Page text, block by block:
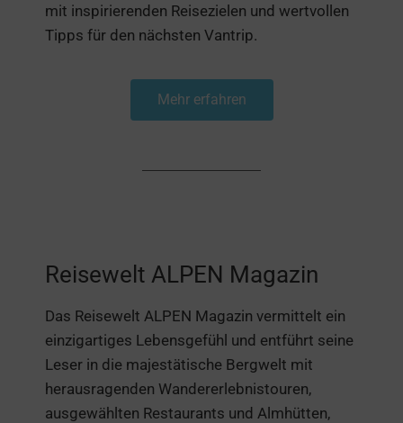
mit inspirierenden Reisezielen und wertvollen
Tipps für den nächsten Vantrip.
Mehr erfahren
Reisewelt ALPEN Magazin
Das Reisewelt ALPEN Magazin vermittelt ein
einzigartiges Lebensgefühl und entführt seine
Leser in die majestätische Bergwelt mit
herausragenden Wandererlebnistouren,
ausgewählten Restaurants und Almhütten,